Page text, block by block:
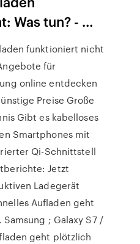
Was tun? - …
funktioniert nicht
für
online entdecken
Preise Große
Gibt es kabelloses
Smartphones mit
Qi-Schnittstell
Jetzt
Ladegerät
Aufladen geht
; Galaxy S7 /
geht plötzlich